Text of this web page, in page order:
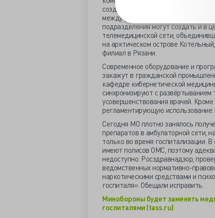
создания специального центра,
между учреждениями
подразделения могут создать и в
телемедицинской сети,
на арктическом острове
филиал в Рязани.
Современное оборудование и
закажут в гражданской
кафедре кибернетической
синхронизируют с развёртыванием
усовершенствования врачей.
регламентирующую использование
Сегодня МО плотно занялось
препаратов в амбулаторной сети,
только во время госпитализации.
имеют полисов ОМС, поэтому
недоступно. Росздравнадзор,
ведомственных нормативно-
наркотическими средствами и
госпиталя». Обещали исправить.
Минобороны будет заменять
госпиталями (tass.ru)